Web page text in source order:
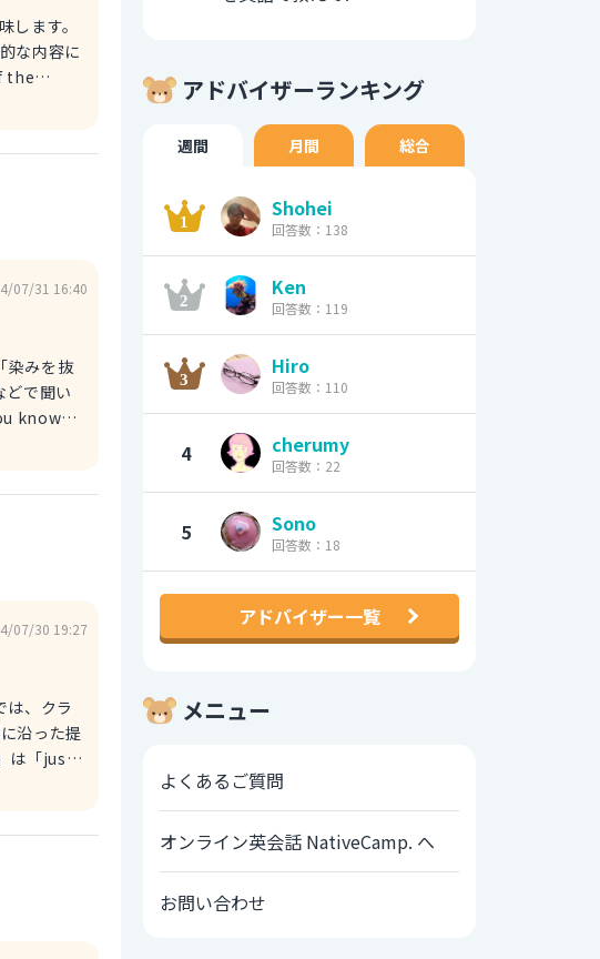
な内容に
the
る。
07/31 16:40
どで聞い
07/30 19:27
沿った提
アドバイザーランキング
週間 月間 総合
Shohei
回答数：138
Ken
回答数：119
Hiro
回答数：110
4 cherumy
回答数：22
5 Sono
回答数：18
アドバイザー一覧
メニュー
よくあるご質問
オンライン英会話 NativeCamp. へ
お問い合わせ